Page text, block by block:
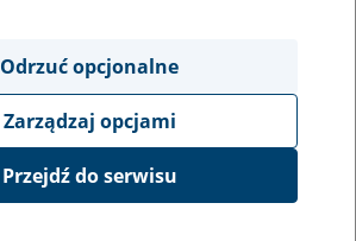
Odrzuć opcjonalne
Zarządzaj opcjami
Przejdź do serwisu